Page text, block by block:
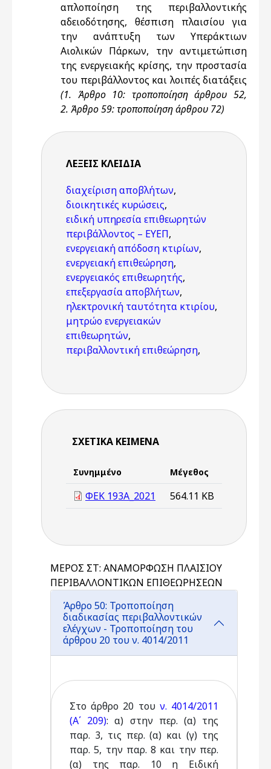
απλοποίηση της περιβαλλοντικής
αδειοδότησης, θέσπιση πλαισίου για
την ανάπτυξη των Υπεράκτιων
Αιολικών Πάρκων, την αντιμετώπιση
της ενεργειακής κρίσης, την προστασία
του περιβάλλοντος και λοιπές διατάξεις
(1. Άρθρο 10: τροποποίηση άρθρου 52,
2. Άρθρο 59: τροποποίηση άρθρου 72)
ΛΈΞΕΙΣ KΛΕΙΔΙΆ
διαχείριση αποβλήτων,
διοικητικές κυρώσεις,
ειδική υπηρεσία επιθεωρητών
περιβάλλοντος – ΕΥΕΠ,
ενεργειακή απόδοση κτιρίων,
ενεργειακή επιθεώρηση,
ενεργειακός επιθεωρητής,
επεξεργασία αποβλήτων,
ηλεκτρονική ταυτότητα κτιρίου,
μητρώο ενεργειακών
επιθεωρητών,
περιβαλλοντική επιθεώρηση,
ΣΧΕΤΙΚΆ ΚΕΊΜΕΝΑ
Συνημμένο Μέγεθος
ΦΕΚ 193Α_2021 564.11 KB
ΜΕΡΟΣ ΣΤ: ΑΝΑΜΟΡΦΩΣΗ ΠΛΑΙΣΙΟΥ
ΠΕΡΙΒΑΛΛΟΝΤΙΚΩΝ ΕΠΙΘΕΩΡΗΣΕΩΝ
Άρθρο 50: Τροποποίηση
διαδικασίας περιβαλλοντικών
ελέγχων - Τροποποίηση του
άρθρου 20 του ν. 4014/2011
Στο άρθρο 20 του ν. 4014/2011
(Α΄ 209): α) στην περ. (α) της
παρ. 3, τις περ. (α) και (γ) της
παρ. 5, την παρ. 8 και την περ.
(α) της παρ. 10 η Ειδική